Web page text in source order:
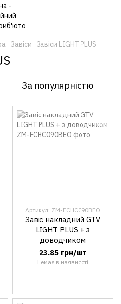
Завіси Завіси LIGHT PLUS
За популярністю
Артикул: ZM-FCHC090BEO
Завіс накладний GTV
LIGHT PLUS + з
доводчиком
23.85 грн/шт
Немає в наявності